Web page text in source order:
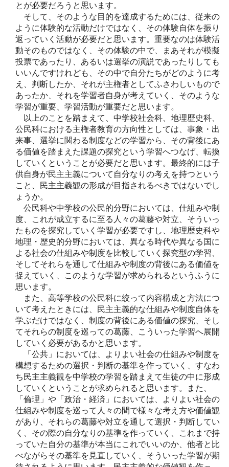
とが必要だろうと思います。
そして、そのような目的を達成するためには、従来の
ように体験的な活動だけではなく、その体験自体を振り
返っていく活動が必要だと思います。重要なのは体験活
動そのものではなく、その体験の中で、まあそれが模擬
投票であったり、あるいは選挙の演説であったりしても
いいんですけれども、その中で自分たちがどのように考
え、判断したか、それが主権者としてふさわしいもので
あったか、それを学習者自身が考えていく、そのような
学習が重要、学習活動が重要だと思います。
以上のことを踏まえて、中学校社会科、地理歴史科、
公民科における主権者教育の方向性としては、事象・出
来事、選挙に関わる制度などの学習から、その背後にあ
る価値を踏まえた課題の探究という学習へつなげ、転換
していくということが必要だと思います。最終的には子
供自身が民主主義について自分なりの考えを持つという
こと、民主主義観の形成が目指されるべきではないでし
ょうか。
公民科や中学校の公民的分野においては、仕組みや制
度、これが成立するに至る人々の葛藤や対立、そういっ
たものを探究していく学習が必要ですし、地理歴史科や
地理・歴史的分野においては、異なる時代や異なる国に
よる社会の仕組みや制度を比較していく探究型の学習、
そしてそれらを通して仕組みや制度の背後にある価値を
捉えていく、このような学習が求められるというふうに
思います。
また、高等学校の公民科に絞って内容構成と方法につ
いて考えたときには、民主主義的な仕組みや制度自体を
学ぶだけではなく、制度の背後にある価値の探究、そし
てそれらの制度を巡っての葛藤、こういった学習へ展開
していく必要があるかと思います。
「公共」においては、よりよい社会の仕組みや制度を
構想するための選択・判断の基準を作っていく、すなわ
ち民主主義観を中学校の学習を踏まえて生徒の中に形成
していくということが求められると思います。また、
「倫理」や「政治・経済」においては、よりよい社会の
仕組みや制度を巡って人々の間で様々な考え方や価値観
があり、それらの葛藤や対立を通して選択・判断してい
く、その際の自分なりの基準を作っていく、これまで持
っていた自分の基準が本当にこれでいいのか、他者と比
べながらその基準を見直していく、そういった学習が期